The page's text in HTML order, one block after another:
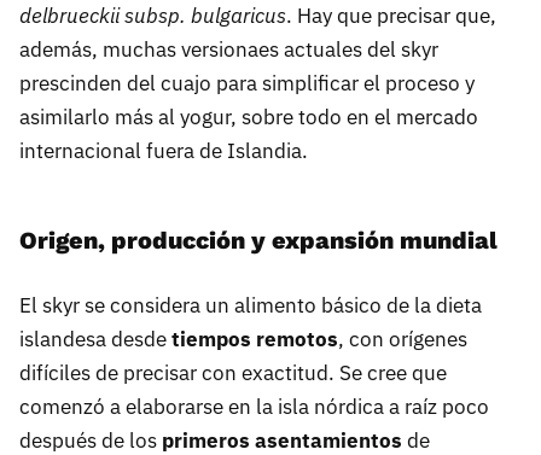
delbrueckii subsp. bulgaricus. Hay que precisar que,
además, muchas versionaes actuales del skyr
prescinden del cuajo para simplificar el proceso y
asimilarlo más al yogur, sobre todo en el mercado
internacional fuera de Islandia.
Origen, producción y expansión mundial
El skyr se considera un alimento básico de la dieta
islandesa desdetiempos remotos, con orígenes
difíciles de precisar con exactitud. Se cree que
comenzó a elaborarse en la isla nórdica a raíz poco
después de los primeros asentamientos de